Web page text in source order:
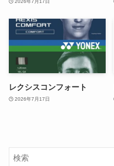
2026年7月17日
レクシスコンフォート
2026年7月17日